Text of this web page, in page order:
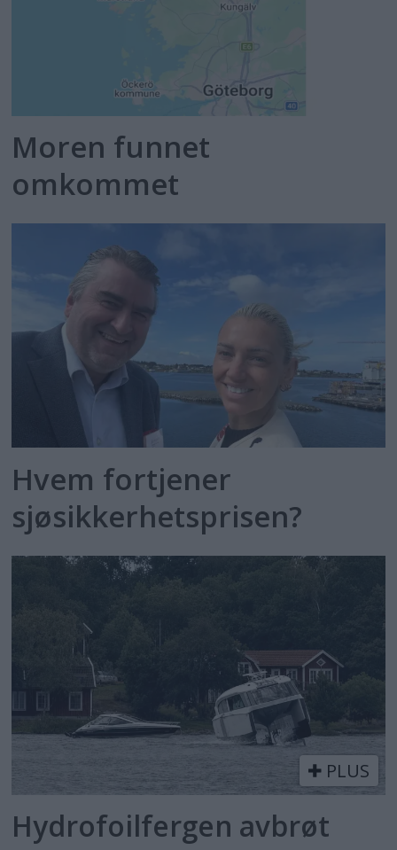
Moren funnet
omkommet
Hvem fortjener
sjøsikkerhetsprisen?
PLUS
Hydrofoilfergen avbrøt